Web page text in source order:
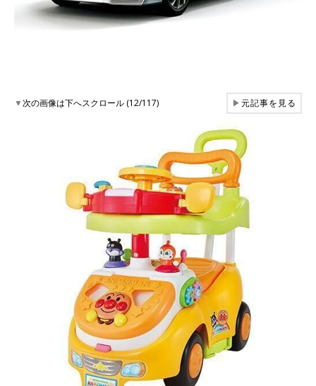
▼次の画像は下へスクロール (12/117) ▶元記事を見る